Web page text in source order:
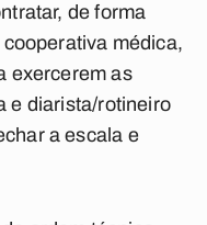
de forma
médica,
exercerem as
e diarista/rotineiro
a escala e